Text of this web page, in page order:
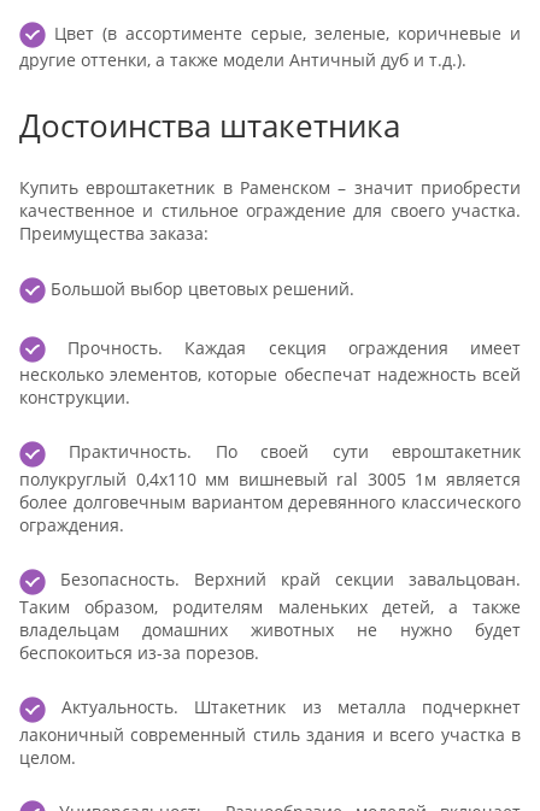
Цвет (в ассортименте серые, зеленые, коричневые и
другие оттенки, а также модели Античный дуб и т.д.).
Достоинства штакетника
Купить евроштакетник в Раменском – значит приобрести
качественное и стильное ограждение для своего участка.
Преимущества заказа:
Большой выбор цветовых решений.
Прочность. Каждая секция ограждения имеет
несколько элементов, которые обеспечат надежность всей
конструкции.
Практичность. По своей сути евроштакетник
полукруглый 0,4x110 мм вишневый ral 3005 1м является
более долговечным вариантом деревянного классического
ограждения.
Безопасность. Верхний край секции завальцован.
Таким образом, родителям маленьких детей, а также
владельцам домашних животных не нужно будет
беспокоиться из-за порезов.
Актуальность. Штакетник из металла подчеркнет
лаконичный современный стиль здания и всего участка в
целом.